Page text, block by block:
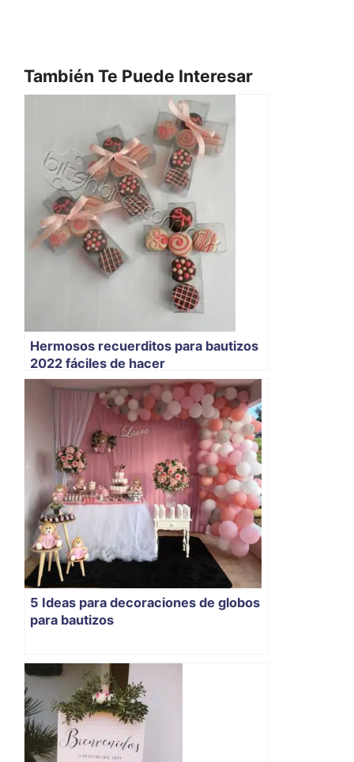
También Te Puede Interesar
Hermosos recuerditos para bautizos
2022 fáciles de hacer
5 Ideas para decoraciones de globos
para bautizos